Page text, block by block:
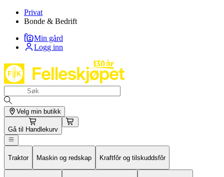
Privat
Bonde & Bedrift
Min gård
Logg inn
Velg min butikk
Gå til Handlekurv
Traktor Maskin og redskap Kraftfôr og tilskuddsfôr